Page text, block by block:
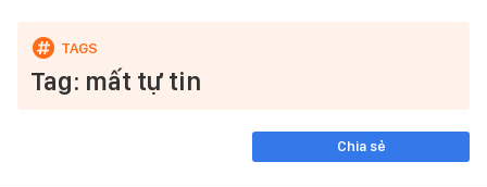
Tag: mất tự tin
Chia sẻ